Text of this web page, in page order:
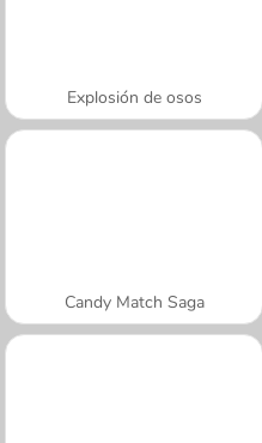
Explosión de osos
Candy Match Saga